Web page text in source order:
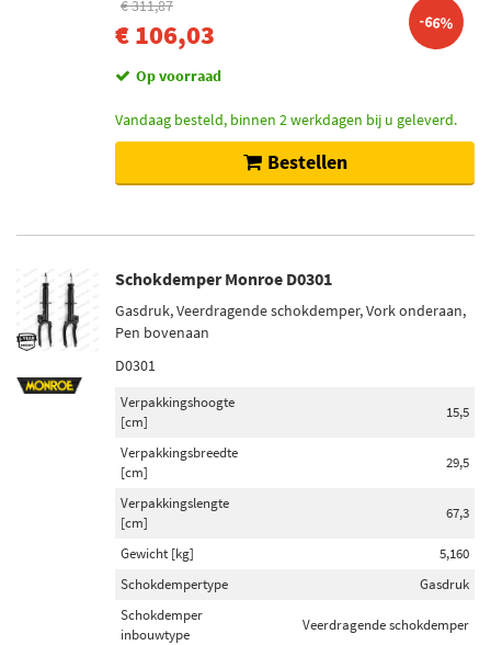
€ 311,87
€ 106,03 -66%
Op voorraad
Vandaag besteld, binnen 2 werkdagen bij u geleverd.
Bestellen
Schokdemper Monroe D0301
Gasdruk, Veerdragende schokdemper, Vork onderaan,
Pen bovenaan
D0301
Verpakkingshoogte
[cm]
15,5
Verpakkingsbreedte
[cm]
29,5
Verpakkingslengte
[cm]
67,3
Gewicht [kg]
5,160
Schokdempertype
Gasdruk
Schokdemper
inbouwtype
Veerdragende schokdemper